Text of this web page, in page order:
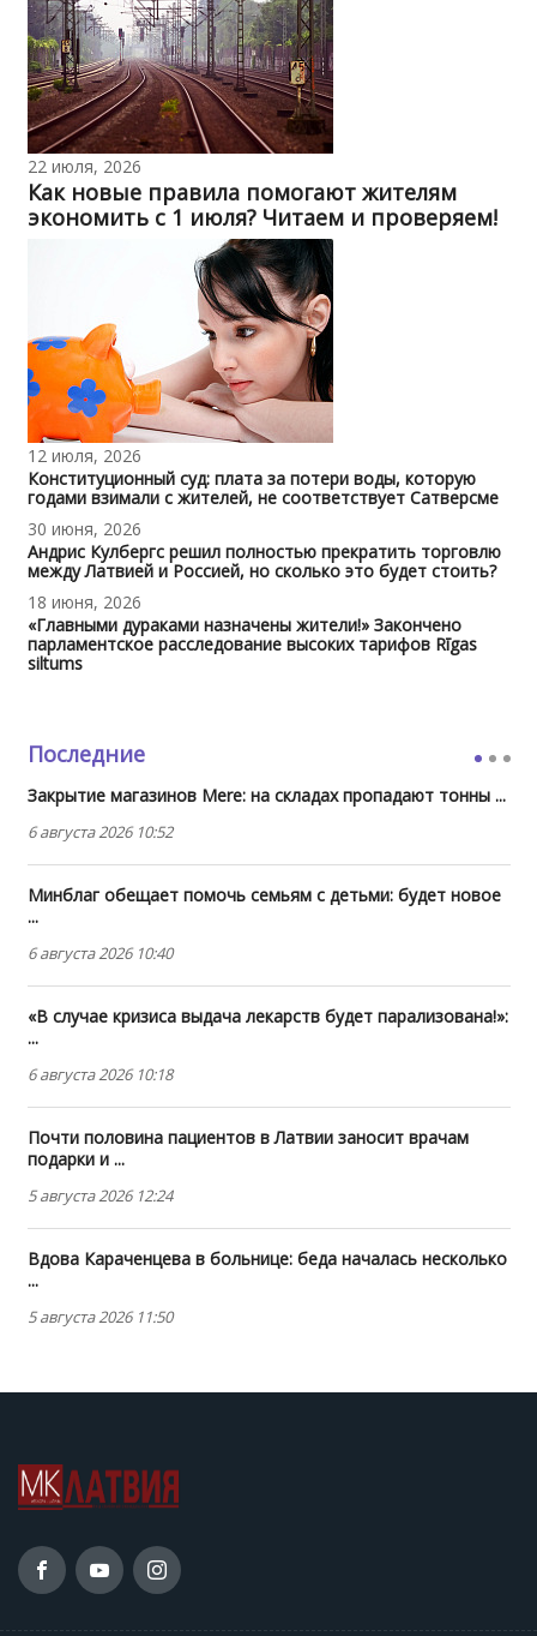
22 июля, 2026
Как новые правила помогают жителям
экономить с 1 июля? Читаем и проверяем!
12 июля, 2026
Конституционный суд: плата за потери воды, которую
годами взимали с жителей, не соответствует Сатверсме
30 июня, 2026
Андрис Кулбергс решил полностью прекратить торговлю
между Латвией и Россией, но сколько это будет стоить?
18 июня, 2026
«Главными дураками назначены жители!» Закончено
парламентское расследование высоких тарифов Rīgas
siltums
Последние
Закрытие магазинов Mere: на складах пропадают тонны ...
6 августа 2026 10:52
Минблаг обещает помочь семьям с детьми: будет новое
...
6 августа 2026 10:40
«В случае кризиса выдача лекарств будет парализована!»:
...
6 августа 2026 10:18
Почти половина пациентов в Латвии заносит врачам
подарки и ...
5 августа 2026 12:24
Вдова Караченцева в больнице: беда началась несколько
...
5 августа 2026 11:50